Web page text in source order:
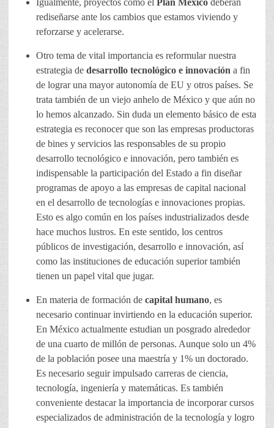
Igualmente, proyectos como el Plan México deberán
rediseñarse ante los cambios que estamos viviendo y
reforzarse y acelerarse.
Otro tema de vital importancia es reformular nuestra
estrategia de desarrollo tecnológico e innovación a fin
de lograr una mayor autonomía de EU y otros países. Se
trata también de un viejo anhelo de México y que aún no
lo hemos alcanzado. Sin duda un elemento básico de esta
estrategia es reconocer que son las empresas productoras
de bines y servicios las responsables de su propio
desarrollo tecnológico e innovación, pero también es
indispensable la participación del Estado a fin diseñar
programas de apoyo a las empresas de capital nacional
en el desarrollo de tecnologías e innovaciones propias.
Esto es algo común en los países industrializados desde
hace muchos lustros. En este sentido, los centros
públicos de investigación, desarrollo e innovación, así
como las instituciones de educación superior también
tienen un papel vital que jugar.
En materia de formación de capital humano, es
necesario continuar invirtiendo en la educación superior.
En México actualmente estudian un posgrado alrededor
de una cuarto de millón de personas. Aunque solo un 4%
de la población posee una maestría y 1% un doctorado.
Es necesario seguir impulsado carreras de ciencia,
tecnología, ingeniería y matemáticas. Es también
conveniente destacar la importancia de incorporar cursos
especializados de administración de la tecnología y logro